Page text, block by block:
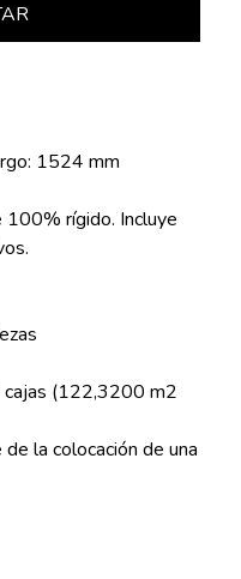
1524 mm
100% rígido. Incluye
(122,3200 m2
la colocación de una